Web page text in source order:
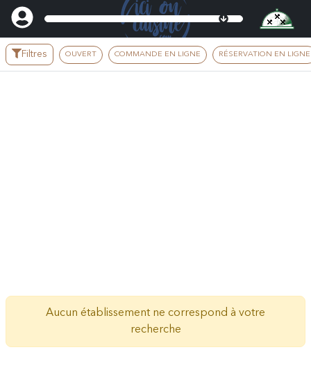
Filtres OUVERT COMMANDE EN LIGNE RÉSERVATION EN LIGNE
Aucun établissement ne correspond à votre
recherche